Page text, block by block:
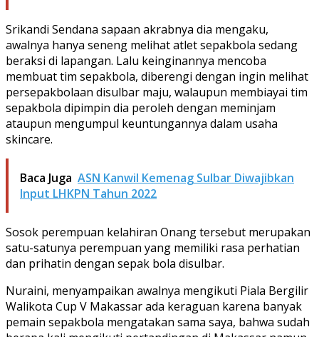
Srikandi Sendana sapaan akrabnya dia mengaku,
awalnya hanya seneng melihat atlet sepakbola sedang
beraksi di lapangan. Lalu keinginannya mencoba
membuat tim sepakbola, diberengi dengan ingin melihat
persepakbolaan disulbar maju, walaupun membiayai tim
sepakbola dipimpin dia peroleh dengan meminjam
ataupun mengumpul keuntungannya dalam usaha
skincare.
Baca Juga ASN Kanwil Kemenag Sulbar Diwajibkan
Input LHKPN Tahun 2022
Sosok perempuan kelahiran Onang tersebut merupakan
satu-satunya perempuan yang memiliki rasa perhatian
dan prihatin dengan sepak bola disulbar.
Nuraini, menyampaikan awalnya mengikuti Piala Bergilir
Walikota Cup V Makassar ada keraguan karena banyak
pemain sepakbola mengatakan sama saya, bahwa sudah